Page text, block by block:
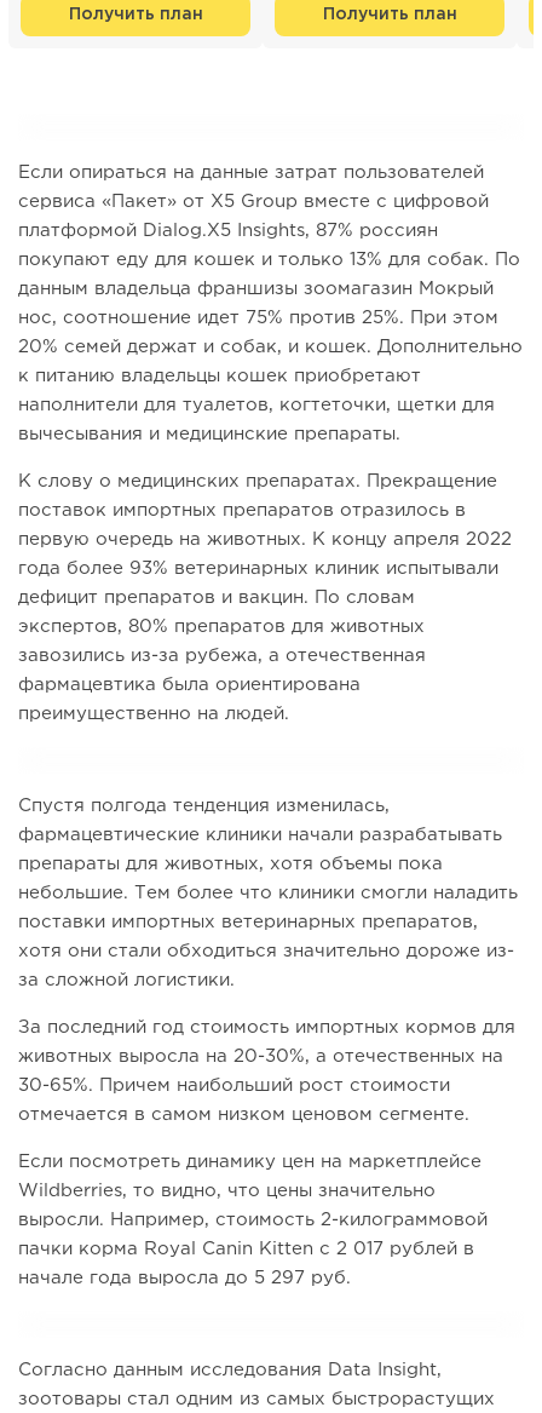
Получить план Получить план
Если опираться на данные затрат пользователей
сервиса «Пакет» от X5 Group вместе с цифровой
платформой Dialog.X5 Insights, 87% россиян
покупают еду для кошек и только 13% для собак. По
данным владельца франшизы зоомагазин Мокрый
нос, соотношение идет 75% против 25%. При этом
20% семей держат и собак, и кошек. Дополнительно
к питанию владельцы кошек приобретают
наполнители для туалетов, когтеточки, щетки для
вычесывания и медицинские препараты.
К слову о медицинских препаратах. Прекращение
поставок импортных препаратов отразилось в
первую очередь на животных. К концу апреля 2022
года более 93% ветеринарных клиник испытывали
дефицит препаратов и вакцин. По словам
экспертов, 80% препаратов для животных
завозились из-за рубежа, а отечественная
фармацевтика была ориентирована
преимущественно на людей.
Спустя полгода тенденция изменилась,
фармацевтические клиники начали разрабатывать
препараты для животных, хотя объемы пока
небольшие. Тем более что клиники смогли наладить
поставки импортных ветеринарных препаратов,
хотя они стали обходиться значительно дороже из-
за сложной логистики.
За последний год стоимость импортных кормов для
животных выросла на 20-30%, а отечественных на
30-65%. Причем наибольший рост стоимости
отмечается в самом низком ценовом сегменте.
Если посмотреть динамику цен на маркетплейсе
Wildberries, то видно, что цены значительно
выросли. Например, стоимость 2-килограммовой
пачки корма Royal Canin Kitten с 2 017 рублей в
начале года выросла до 5 297 руб.
Согласно данным исследования Data Insight,
зоотовары стал одним из самых быстрорастущих